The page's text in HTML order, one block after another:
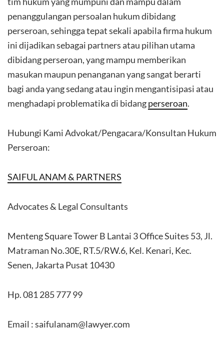
penanggulangan persoalan hukum dibidang
perseroan, sehingga tepat sekali apabila firma hukum
ini dijadikan sebagai partners atau pilihan utama
dibidang perseroan, yang mampu memberikan
masukan maupun penanganan yang sangat berarti
bagi anda yang sedang atau ingin mengantisipasi atau
menghadapi problematika di bidangperseroan.
Hubungi Kami Advokat/Pengacara/Konsultan Hukum
Perseroan:
SAIFUL ANAM & PARTNERS
Advocates & Legal Consultants
Menteng Square Tower B Lantai 3 Office Suites 53, Jl.
Matraman No.30E, RT.5/RW.6, Kel. Kenari, Kec.
Senen, Jakarta Pusat 10430
Hp. 081 285 777 99
Email : saifulanam@lawyer.com